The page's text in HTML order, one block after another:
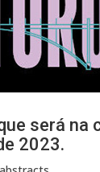
será na
2023.